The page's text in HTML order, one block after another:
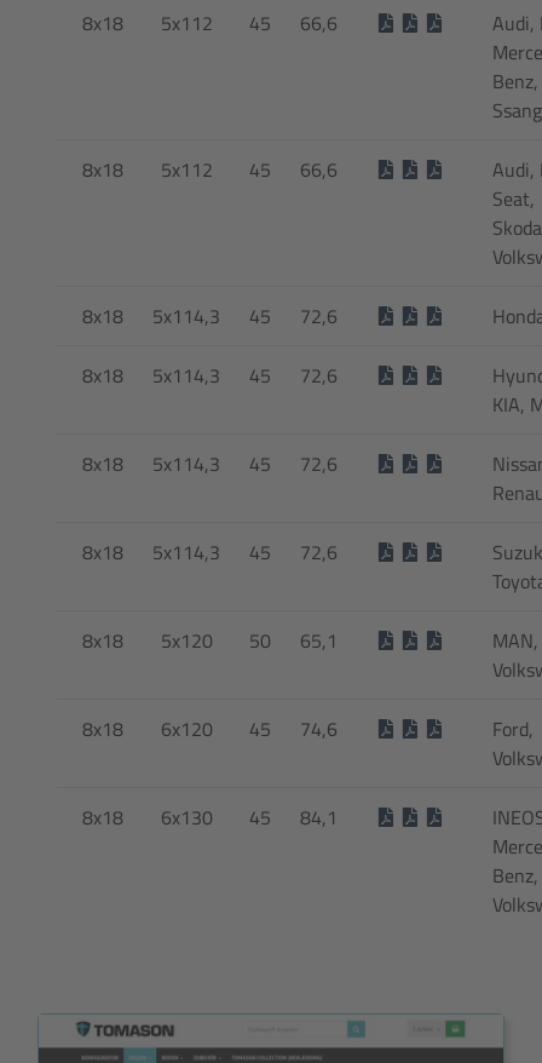
8x18 5x112 45 66,6
Audi,
Benz,
8x18 5x112 45 66,6
Audi,
Seat,
8x18 5x114,3 45 72,6
8x18 5x114,3 45 72,6
KIA,
8x18 5x114,3 45 72,6
8x18 5x114,3 45 72,6
8x18 5x120 50 65,1
MAN,
8x18 6x120 45 74,6
Ford,
8x18 6x130 45 84,1
Benz,